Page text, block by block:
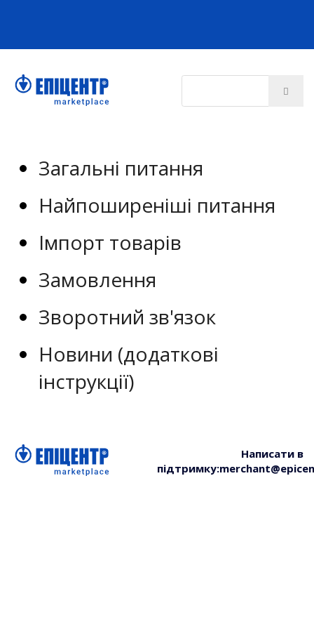
Загальні питання
Найпоширеніші питання
Імпорт товарів
Замовлення
Зворотний зв'язок
Новини (додаткові
інструкції)
Написати в
підтримку: